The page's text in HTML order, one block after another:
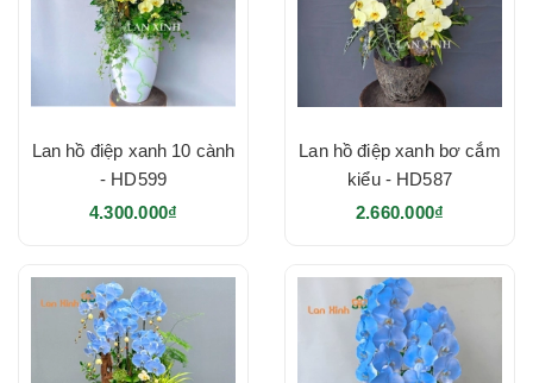
Lan hồ điệp xanh 10 cành
- HD599
4.300.000₫
Lan hồ điệp xanh bơ cắm
kiểu - HD587
2.660.000₫